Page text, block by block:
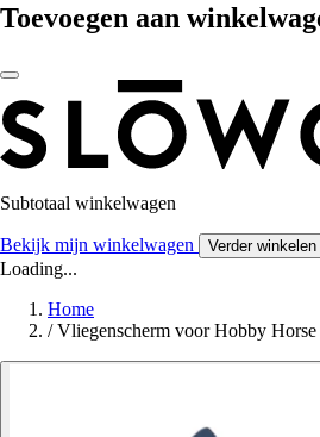
Toevoegen aan
Subtotaal winkelwagen
Bekijk mijn winkelwagen Verder winkelen
Loading...
Home
/ Vliegenscherm voor Hobby